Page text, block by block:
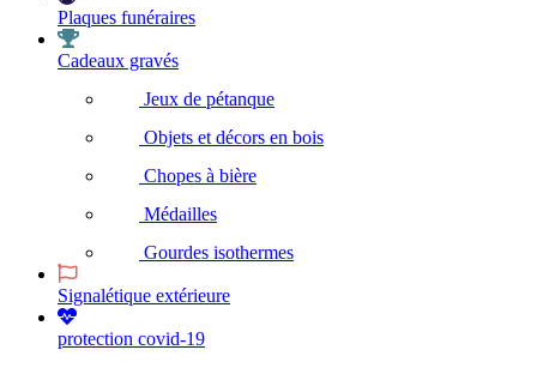
Plaques funéraires
Cadeaux gravés
Jeux de pétanque
Objets et décors en bois
Chopes à bière
Médailles
Gourdes isothermes
Signalétique extérieure
protection covid-19